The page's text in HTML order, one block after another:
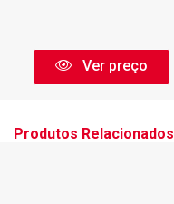
Ver preço
Produtos Relacionados